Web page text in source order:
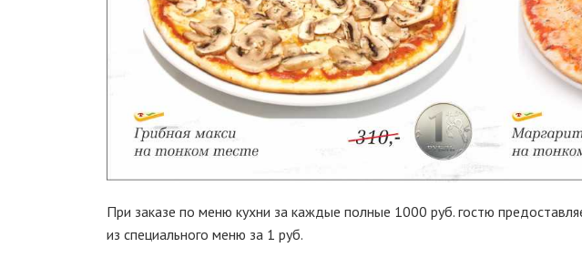
При заказе по меню кухни за каждые полные 1000 руб. гостю
из специального меню за 1 руб.